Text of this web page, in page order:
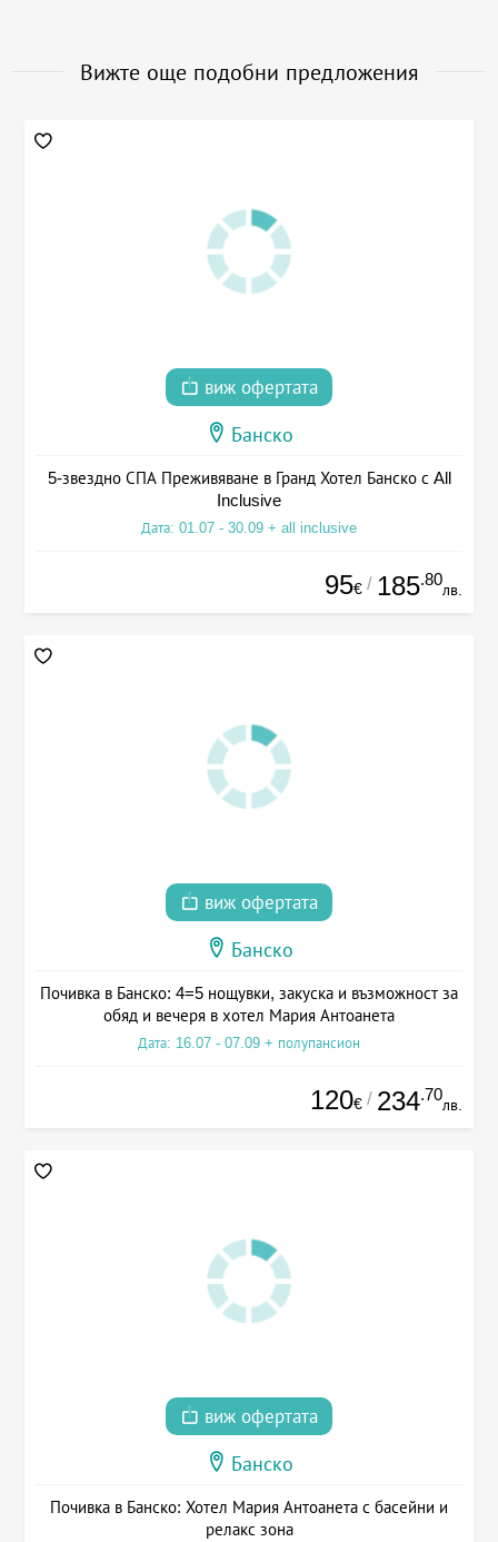
Вижте още подобни предложения
виж офертата
Банско
5-звездно СПА Преживяване в Гранд Хотел Банско с All
Inclusive
Дата: 01.07 - 30.09 + all inclusive
95€ / 185.80
лв.
виж офертата
Банско
Почивка в Банско: 4=5 нощувки, закуска и възможност за
обяд и вечеря в хотел Мария Антоанета
Дата: 16.07 - 07.09 + полупансион
120€ / 234.70
лв.
виж офертата
Банско
Почивка в Банско: Хотел Мария Антоанета с басейни и
релакс зона